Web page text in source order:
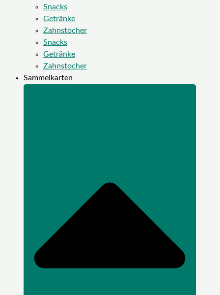
Snacks
Getränke
Zahnstocher
Snacks
Getränke
Zahnstocher
Sammelkarten